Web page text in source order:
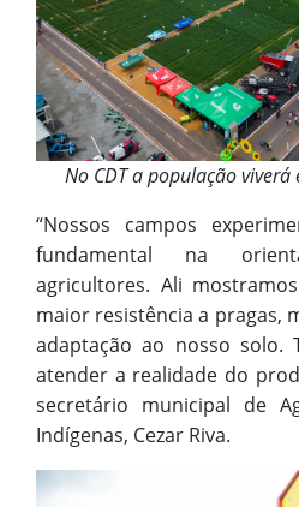
No CDT a população
“Nossos campos
fundamental na
agricultores. Ali
maior resistência a pragas,
adaptação ao nosso solo.
atender a realidade do
secretário municipal de
Indígenas, Cezar Riva.